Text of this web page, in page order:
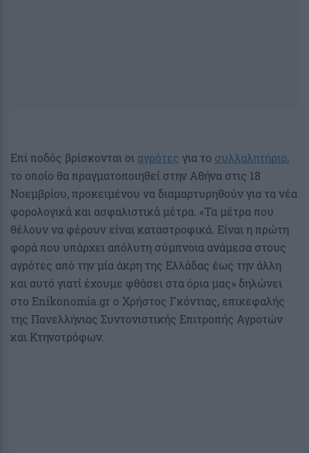
Επί ποδός βρίσκονται οι αγρότες για το συλλαλητήριο,
το οποίο θα πραγματοποιηθεί στην Αθήνα στις 18
Νοεμβρίου, προκειμένου να διαμαρτυρηθούν για τα νέα
φορολογικά και ασφαλιστικά μέτρα. «Τα μέτρα που
θέλουν να φέρουν είναι καταστροφικά. Είναι η πρώτη
φορά που υπάρχει απόλυτη σύμπνοια ανάμεσα στους
αγρότες από την μία άκρη της Ελλάδας έως την άλλη
και αυτό γιατί έχουμε φθάσει στα όρια μας» δηλώνει
στο Enikonomia.gr ο Χρήστος Γκόντιας, επικεφαλής
της Πανελλήνιας Συντονιστικής Επιτροπής Αγροτών
και Κτηνοτρόφων.